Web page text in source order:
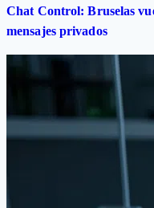
Chat Control: Bruselas
mensajes privados